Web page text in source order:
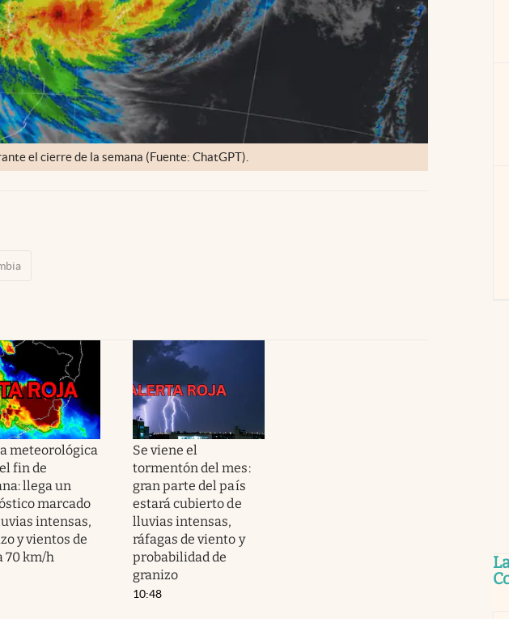
el cierre de la semana (Fuente: ChatGPT).
meteorológica
fin de
llega un
marcado
intensas,
y vientos de
70 km/h
Se viene el
tormentón del mes:
gran parte del país
estará cubierto de
lluvias intensas,
ráfagas de viento y
probabilidad de
granizo
10:48